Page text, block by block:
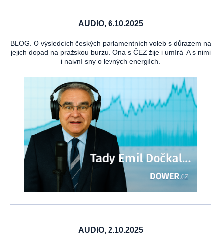
AUDIO, 6.10.2025
BLOG. O výsledcích českých parlamentních voleb s důrazem na
jejich dopad na pražskou burzu. Ona s ČEZ žije i umírá. A s nimi
i naivní sny o levných energiích.
AUDIO, 2.10.2025